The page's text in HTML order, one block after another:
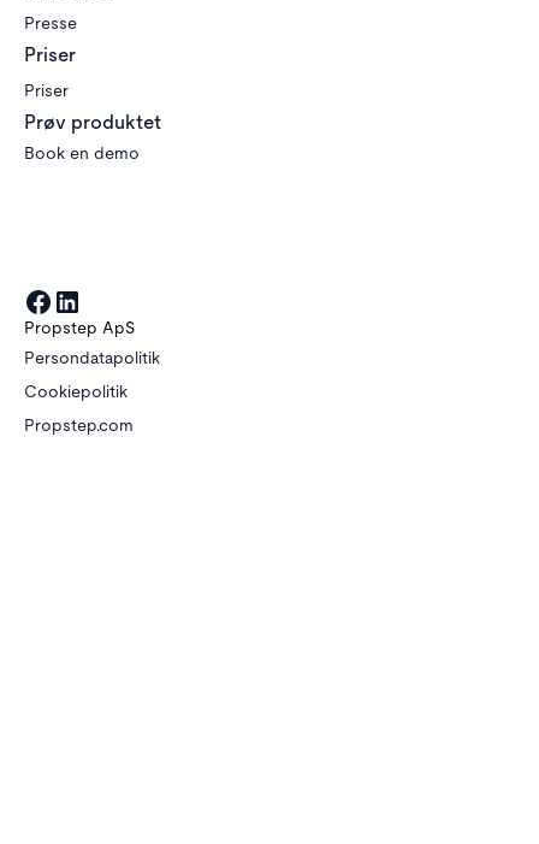
Presse
Priser
Priser
Prøv produktet
Book en demo
Propstep ApS
Persondatapolitik
Cookiepolitik
Propstep.com